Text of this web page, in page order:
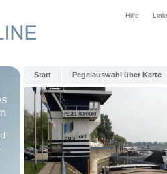
Hilfe
Start Pegelauswahl über Karte